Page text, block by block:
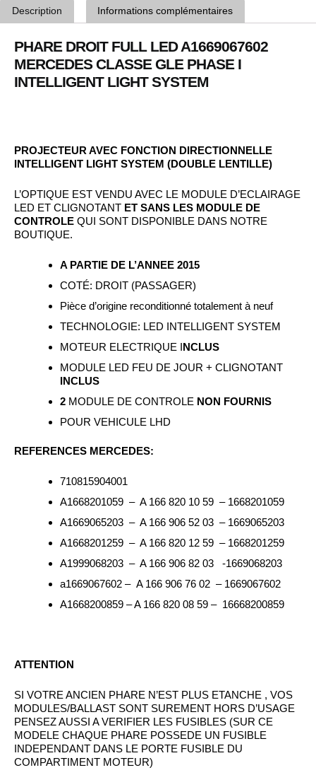
Description Informations complémentaires
PHARE DROIT FULL LED A1669067602
MERCEDES CLASSE GLE PHASE I
INTELLIGENT LIGHT SYSTEM
PROJECTEUR AVEC FONCTION DIRECTIONNELLE
INTELLIGENT LIGHT SYSTEM (DOUBLE LENTILLE)
L’OPTIQUE EST VENDU AVEC LE MODULE D’ECLAIRAGE
LED ET CLIGNOTANT ET SANS LES MODULE DE
CONTROLE QUI SONT DISPONIBLE DANS NOTRE
BOUTIQUE.
A PARTIE DE L’ANNEE 2015
COTÉ: DROIT (PASSAGER)
Pièce d’origine reconditionné totalement à neuf
TECHNOLOGIE: LED INTELLIGENT SYSTEM
MOTEUR ELECTRIQUE INCLUS
MODULE LED FEU DE JOUR + CLIGNOTANT
INCLUS
2 MODULE DE CONTROLE NON FOURNIS
POUR VEHICULE LHD
REFERENCES MERCEDES:
710815904001
A1668201059 – A 166 820 10 59 – 1668201059
A1669065203 – A 166 906 52 03 – 1669065203
A1668201259 – A 166 820 12 59 – 1668201259
A1999068203 – A 166 906 82 03
-1669068203
a1669067602 – A 166 906 76 02 – 1669067602
A1668200859 – A 166 820 08 59 – 16668200859
ATTENTION
SI VOTRE ANCIEN PHARE N’EST PLUS ETANCHE , VOS
MODULES/BALLAST SONT SUREMENT HORS D’USAGE
PENSEZ AUSSI A VERIFIER LES FUSIBLES (SUR CE
MODELE CHAQUE PHARE POSSEDE UN FUSIBLE
INDEPENDANT DANS LE PORTE FUSIBLE DU
COMPARTIMENT MOTEUR)